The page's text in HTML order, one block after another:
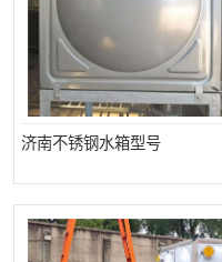
济南不锈钢水箱型号